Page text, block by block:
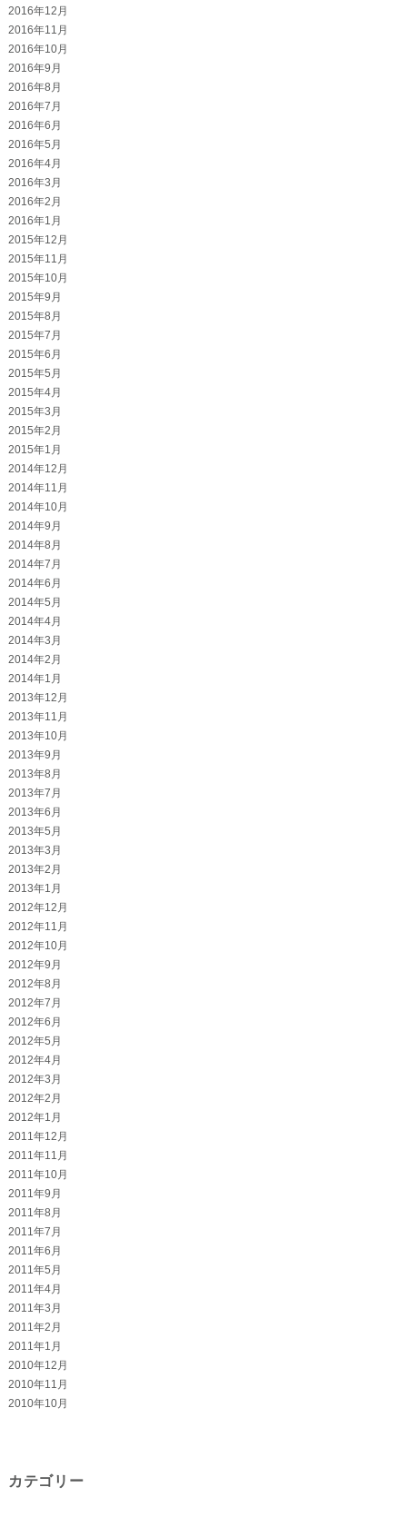
2016年12月
2016年11月
2016年10月
2016年9月
2016年8月
2016年7月
2016年6月
2016年5月
2016年4月
2016年3月
2016年2月
2016年1月
2015年12月
2015年11月
2015年10月
2015年9月
2015年8月
2015年7月
2015年6月
2015年5月
2015年4月
2015年3月
2015年2月
2015年1月
2014年12月
2014年11月
2014年10月
2014年9月
2014年8月
2014年7月
2014年6月
2014年5月
2014年4月
2014年3月
2014年2月
2014年1月
2013年12月
2013年11月
2013年10月
2013年9月
2013年8月
2013年7月
2013年6月
2013年5月
2013年3月
2013年2月
2013年1月
2012年12月
2012年11月
2012年10月
2012年9月
2012年8月
2012年7月
2012年6月
2012年5月
2012年4月
2012年3月
2012年2月
2012年1月
2011年12月
2011年11月
2011年10月
2011年9月
2011年8月
2011年7月
2011年6月
2011年5月
2011年4月
2011年3月
2011年2月
2011年1月
2010年12月
2010年11月
2010年10月
カテゴリー